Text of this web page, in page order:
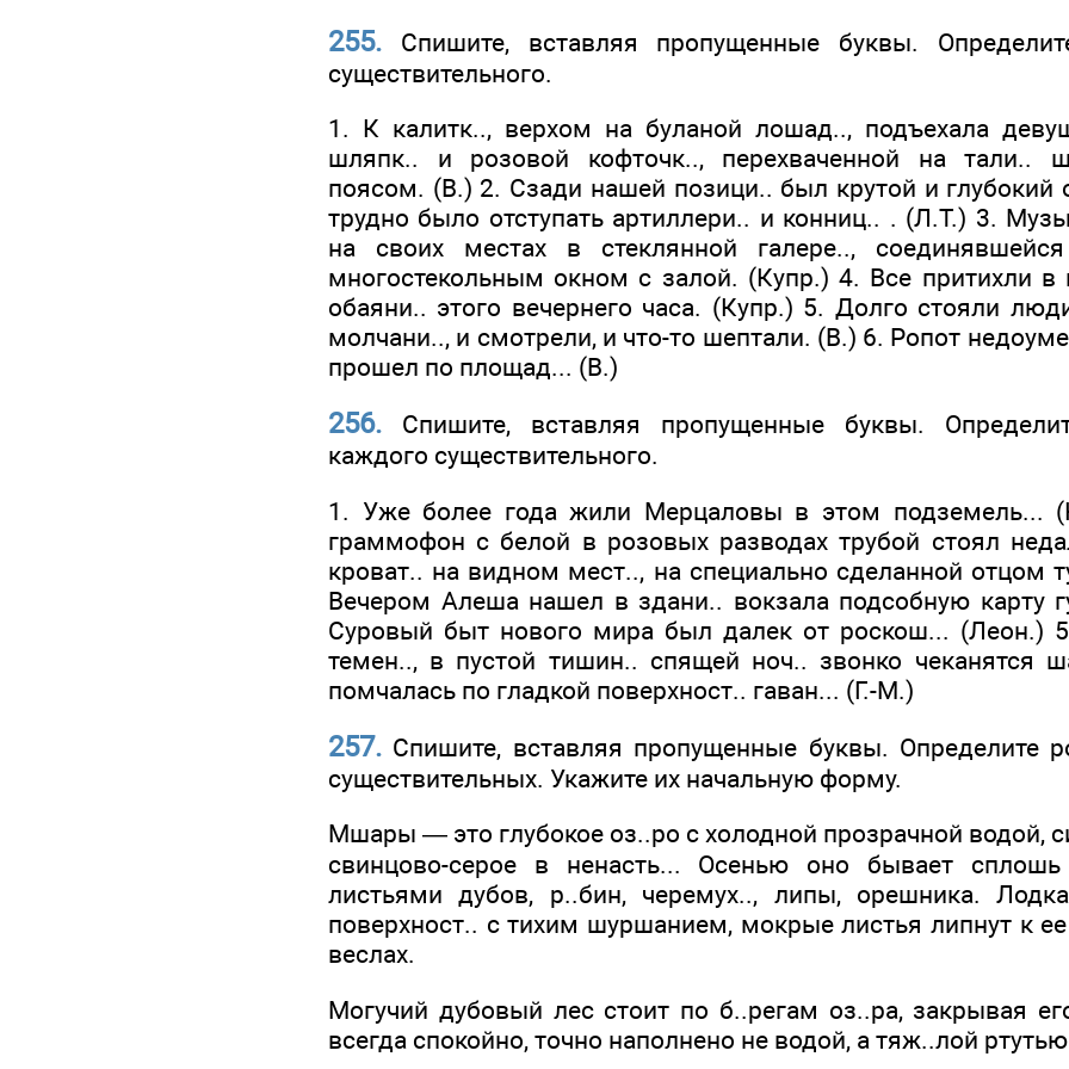
255. Спишите, вставляя пропущенные буквы.
существительного.
1. К калитк.., верхом на буланой лошад.., подъехала
шляпк.. и розовой кофточк.., перехваченной на тали..
поясом. (В.) 2. Сзади нашей позици.. был крутой и глубокий
трудно было отступать артиллери.. и конниц.. . (Л.Т.) 3.
на своих местах в стеклянной галере..,
многостекольным окном с залой. (Купр.) 4. Все притихли в
обаяни.. этого вечернего часа. (Купр.) 5. Долго стояли
молчани.., и смотрели, и что-то шептали. (В.) 6. Ропот
прошел по площад... (В.)
256. Спишите, вставляя пропущенные буквы.
каждого существительного.
1. Уже более года жили Мерцаловы в этом подземель...
граммофон с белой в розовых разводах трубой стоял
кроват.. на видном мест.., на специально сделанной отцом
Вечером Алеша нашел в здани.. вокзала подсобную карту
Суровый быт нового мира был далек от роскош... (Леон.)
темен.., в пустой тишин.. спящей ноч.. звонко чеканятся
помчалась по гладкой поверхност.. гаван... (Г.-М.)
257. Спишите, вставляя пропущенные буквы. Определите
существительных. Укажите их начальную форму.
Мшары — это глубокое оз..ро с холодной прозрачной водой,
свинцово-серое в ненасть... Осенью оно бывает сплошь
листьями дубов, р..бин, черемух.., липы, орешника.
поверхност.. с тихим шуршанием, мокрые листья липнут к
веслах.
Могучий дубовый лес стоит по б..регам оз..ра, закрывая
всегда спокойно, точно наполнено не водой, а тяж..лой